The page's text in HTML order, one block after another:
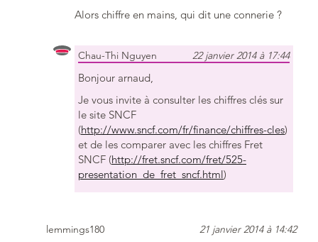
Alors chiffre en mains, qui dit une connerie ?
Chau-Thi Nguyen 22 janvier 2014 à 17:44
Bonjour arnaud,
Je vous invite à consulter les chiffres clés sur
le site SNCF
(http://www.sncf.com/fr/finance/chiffres-cles)
et de les comparer avec les chiffres Fret
SNCF (http://fret.sncf.com/fret/525-
presentation_de_fret_sncf.html)
lemmings180 21 janvier 2014 à 14:42